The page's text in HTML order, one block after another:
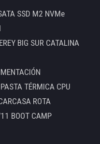
SSD M2 NVMe
BIG SUR CATALINA
TÉRMICA CPU
ROTA
BOOT CAMP